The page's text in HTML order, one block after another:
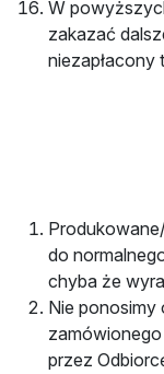
W
zakazać
niezapłacony
do
chyba że
Nie
przez